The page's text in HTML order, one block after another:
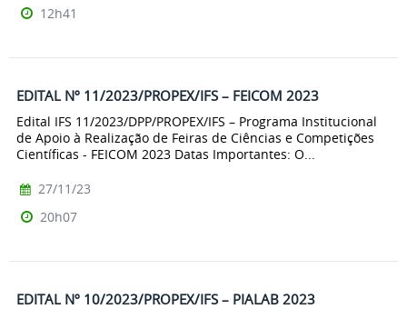
12h41
EDITAL Nº 11/2023/PROPEX/IFS – FEICOM 2023
Edital IFS 11/2023/DPP/PROPEX/IFS – Programa Institucional
de Apoio à Realização de Feiras de Ciências e Competições
Científicas - FEICOM 2023 Datas Importantes: O...
27/11/23
20h07
EDITAL Nº 10/2023/PROPEX/IFS – PIALAB 2023